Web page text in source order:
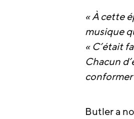
« À cette
musique
« C’était
Chacun
conformer
Butler a